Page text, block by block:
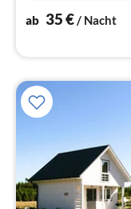
ab 35€/ Nacht